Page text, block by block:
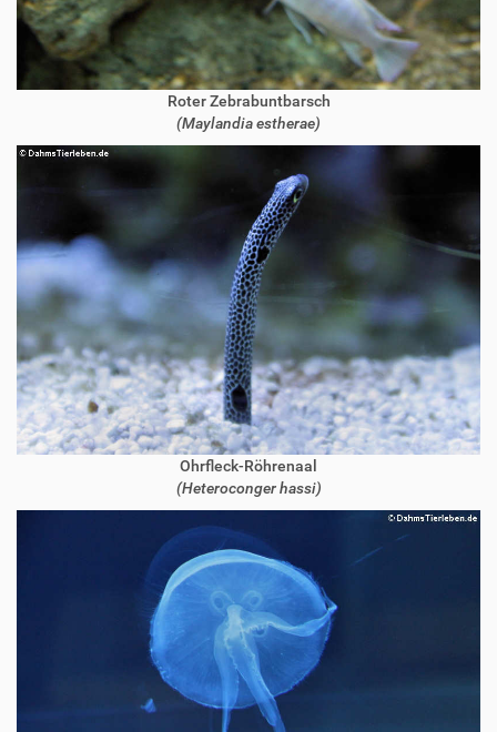
Roter Zebrabuntbarsch
(Maylandia estherae)
Ohrfleck-Röhrenaal
(Heteroconger hassi)